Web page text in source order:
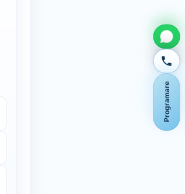
Programare